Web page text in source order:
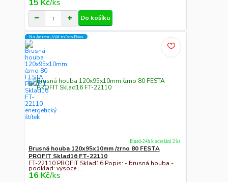
15 Kč/ks
Do košíku
Na Adresu,Výd.místo,Boxu
Brusná houba 120x95x10mm /zrno 80 FESTA
PROFIT Sklad16 FT-22110
FT-22110 PROFIT Sklad16 Popis: - brusná houba -
podklad: vysoce ...
16 Kč/ks
Ihned-24h k odeslání 2 ks